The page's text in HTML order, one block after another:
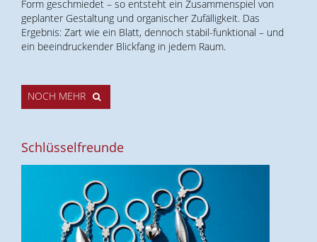
Form geschmiedet – so entsteht ein Zusammenspiel von
geplanter Gestaltung und organischer Zufälligkeit. Das
Ergebnis: Zart wie ein Blatt, dennoch stabil-funktional – und
ein beeindruckender Blickfang in jedem Raum.
NOCH MEHR
Schlüsselfreunde